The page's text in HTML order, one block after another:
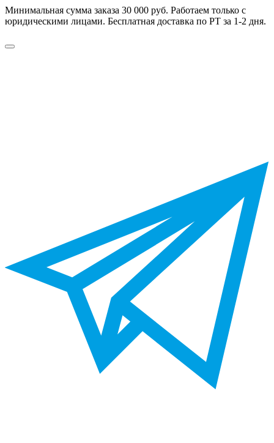
Минимальная сумма заказа 30 000 руб. Работаем только с
юридическими лицами. Бесплатная доставка по РТ за 1-2 дня.